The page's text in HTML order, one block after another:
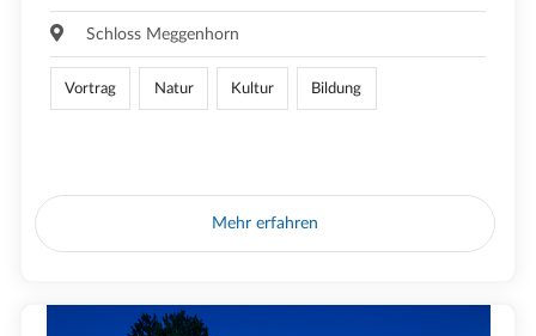
Schloss Meggenhorn
Vortrag Natur Kultur Bildung
Mehr erfahren